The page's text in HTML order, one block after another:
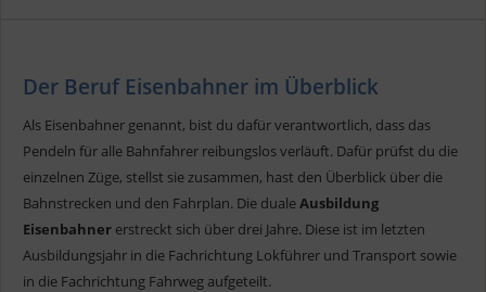
Der Beruf Eisenbahner im Überblick
Als Eisenbahner genannt, bist du dafür verantwortlich, dass das
Pendeln für alle Bahnfahrer reibungslos verläuft. Dafür prüfst du die
einzelnen Züge, stellst sie zusammen, hast den Überblick über die
Bahnstrecken und den Fahrplan. Die dualeAusbildung
Eisenbahner erstreckt sich über drei Jahre. Diese ist im letzten
Ausbildungsjahr in die Fachrichtung Lokführer und Transport sowie
in die Fachrichtung Fahrweg aufgeteilt.